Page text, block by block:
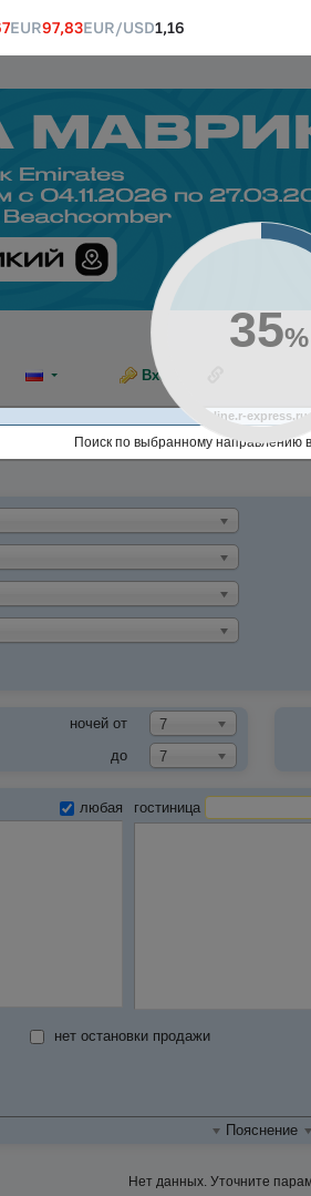
EUR97,83EUR/USD1,16
Вход
Ссылка на
ночей от
7
до 7
любая гостиница
нет остановки продажи
Пояснение
Нет данных. Уточните
37%
online.r-express.ru
Поиск по выбранному направлению